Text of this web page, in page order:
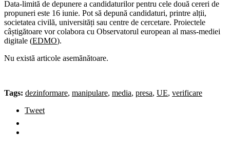
Data-limită de depunere a candidaturilor pentru cele două cereri de
propuneri este 16 iunie. Pot să depună candidaturi, printre alții,
societatea civilă, universități sau centre de cercetare. Proiectele
câștigătoare vor colabora cu Observatorul european al mass-mediei
digitale (EDMO).
Nu există articole asemănătoare.
Tags: dezinformare, manipulare, media, presa, UE, verificare
Tweet